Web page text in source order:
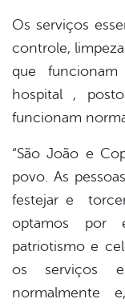
Os serviços
controle,
que
hospital ,
funcionam
“São João e
povo. As
festejar e
optamos por
patriotismo e
os serviços
normalmente